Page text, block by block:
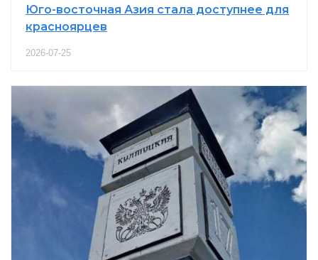
Юго-восточная Азия стала доступнее для
красноярцев
2026-07-25